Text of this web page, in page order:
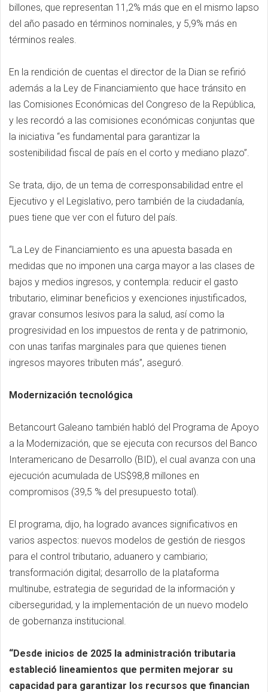
billones, que representan 11,2% más que en el mismo lapso
del año pasado en términos nominales, y 5,9% más en
términos reales.
En la rendición de cuentas el director de la Dian se refirió
además a la Ley de Financiamiento que hace tránsito en
las Comisiones Económicas del Congreso de la República,
y les recordó a las comisiones económicas conjuntas que
la iniciativa “es fundamental para garantizar la
sostenibilidad fiscal de país en el corto y mediano plazo”.
Se trata, dijo, de un tema de corresponsabilidad entre el
Ejecutivo y el Legislativo, pero también de la ciudadanía,
pues tiene que ver con el futuro del país.
“La Ley de Financiamiento es una apuesta basada en
medidas que no imponen una carga mayor a las clases de
bajos y medios ingresos, y contempla: reducir el gasto
tributario, eliminar beneficios y exenciones injustificados,
gravar consumos lesivos para la salud, así como la
progresividad en los impuestos de renta y de patrimonio,
con unas tarifas marginales para que quienes tienen
ingresos mayores tributen más”, aseguró.
Modernización tecnológica
Betancourt Galeano también habló del Programa de Apoyo
a la Modernización, que se ejecuta con recursos del Banco
Interamericano de Desarrollo (BID), el cual avanza con una
ejecución acumulada de US$98,8 millones en
compromisos (39,5 % del presupuesto total).
El programa, dijo, ha logrado avances significativos en
varios aspectos: nuevos modelos de gestión de riesgos
para el control tributario, aduanero y cambiario;
transformación digital; desarrollo de la plataforma
multinube, estrategia de seguridad de la información y
ciberseguridad, y la implementación de un nuevo modelo
de gobernanza institucional.
“Desde inicios de 2025 la administración tributaria
estableció lineamientos que permiten mejorar su
capacidad para garantizar los recursos que financian